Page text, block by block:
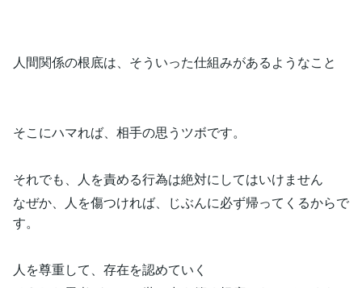
人間関係の根底は、そういった仕組みがあるようなこと
そこにハマれば、相手の思うツボです。
それでも、人を責める行為は絶対にしてはいけません
なぜか、人を傷つければ、じぶんに必ず帰ってくるからで
す。
人を尊重して、存在を認めていく